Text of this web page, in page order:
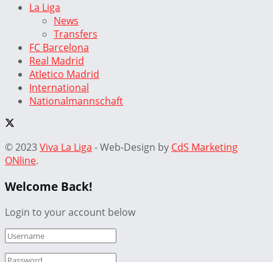
La Liga
News
Transfers
FC Barcelona
Real Madrid
Atletico Madrid
International
Nationalmannschaft
© 2023Viva La Liga - Web-Design by CdS Marketing
ONline.
Welcome Back!
Login to your account below